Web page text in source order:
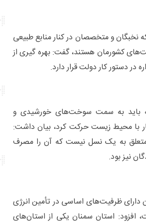
نخبگان و متخصصان در کنار منابع طبیعی
کشورمان هستند، گفت: بهره گیری از
در دستور کار دولت قرار دارد.
باید به سمت سوخت‌های خورشیدی و
با محیط زیست حرکت کرد، بیان داشت:
به یک نسل نیست که آن را مصرف
نیز بود.
دارای ظرفیت‌های اساسی در تأمین انرژی
افزود: استان سمنان یکی از استان‌های